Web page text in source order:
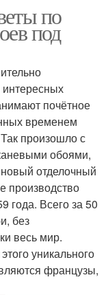
по
под
почётное
временем
произошло с
обоями,
отделочный
производство
года. Всего за 50
без
весь мир.
уникального
французы,